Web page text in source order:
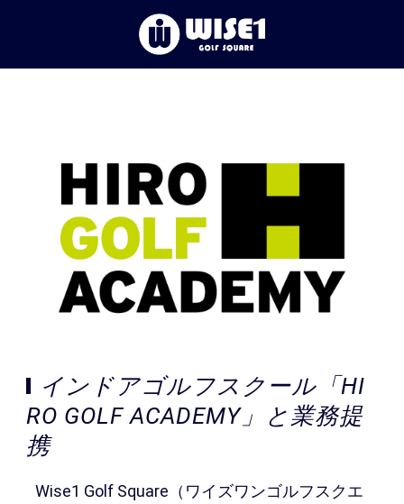
店舗一覧
お客様の声
会員様メニュー
採用情報
インドアゴルフスクール「HI
RO GOLF ACADEMY」と業務提
携
Wise1 Golf Square（ワイズワンゴルフスクエ